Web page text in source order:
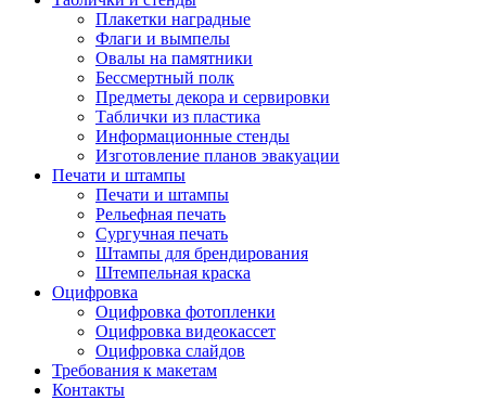
Плакетки наградные
Флаги и вымпелы
Овалы на памятники
Бессмертный полк
Предметы декора и сервировки
Таблички из пластика
Информационные стенды
Изготовление планов эвакуации
Печати и штампы
Печати и штампы
Рельефная печать
Сургучная печать
Штампы для брендирования
Штемпельная краска
Оцифровка
Оцифровка фотопленки
Оцифровка видеокассет
Оцифровка слайдов
Требования к макетам
Контакты